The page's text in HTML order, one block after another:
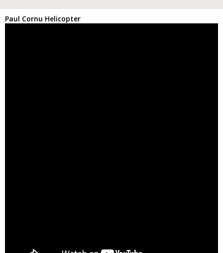
Paul Cornu Helicopter